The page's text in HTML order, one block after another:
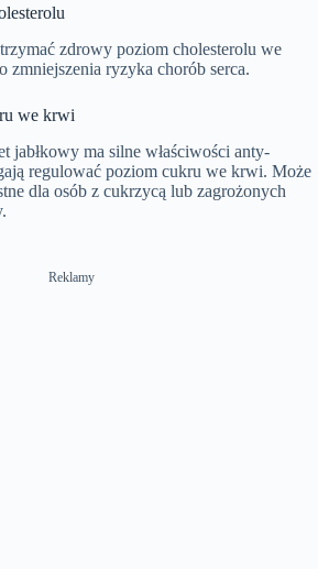
zdrowy poziom cholesterolu we
zmniejszenia ryzyka chorób serca.
we krwi
jabłkowy ma silne właściwości anty-
regulować poziom cukru we krwi. Może
dla osób z cukrzycą lub zagrożonych
Reklamy